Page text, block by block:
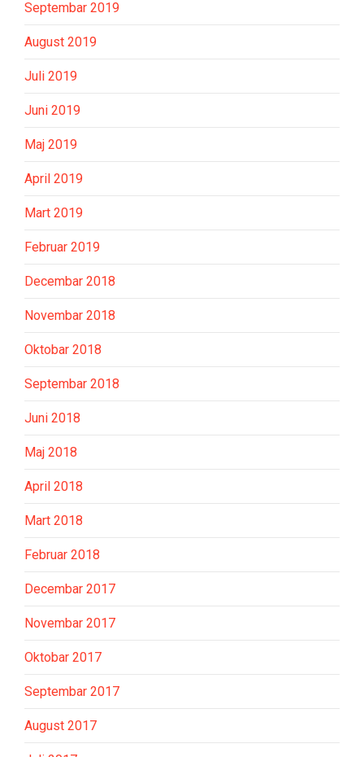
Septembar 2019
August 2019
Juli 2019
Juni 2019
Maj 2019
April 2019
Mart 2019
Februar 2019
Decembar 2018
Novembar 2018
Oktobar 2018
Septembar 2018
Juni 2018
Maj 2018
April 2018
Mart 2018
Februar 2018
Decembar 2017
Novembar 2017
Oktobar 2017
Septembar 2017
August 2017